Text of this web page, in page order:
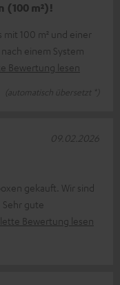
(100 m²)!
100 m² und einer
einem System
Bewertung lesen
(automatisch übersetzt *)
gekauft. Wir sind
gute
Bewertung lesen
09.02.2026